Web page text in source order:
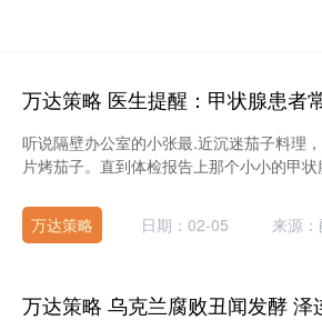
听说隔壁办公室的小张最.近沉迷茄子料理
片烤茄子。直到体检报告上那个小小的甲
万达策略 日期：02-05 来源
万达策略 乌克兰腐败丑闻发酵 泽